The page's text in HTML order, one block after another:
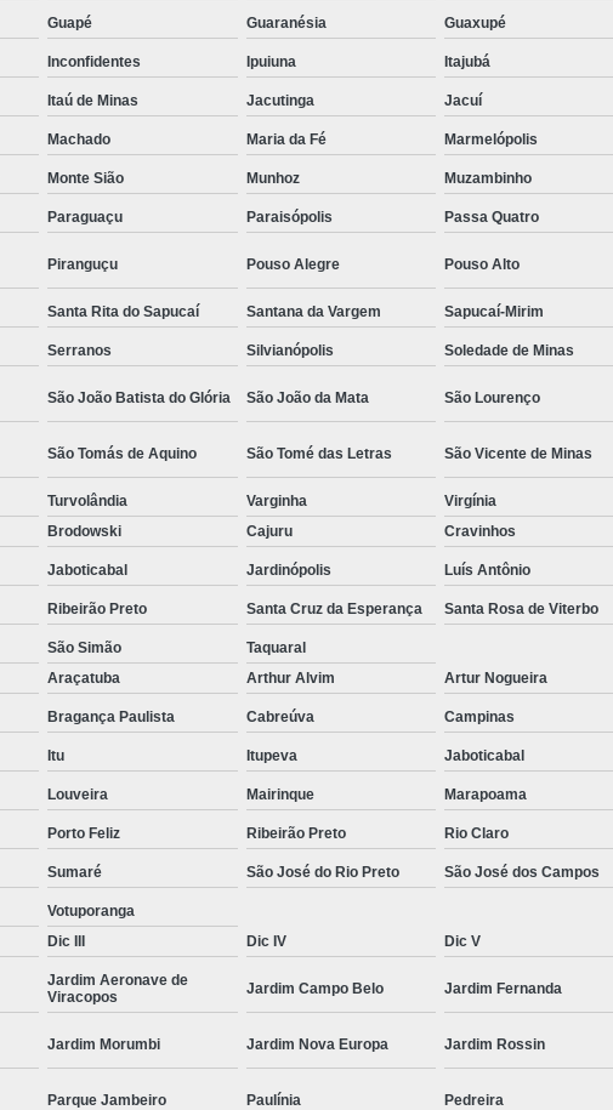
Camisa Social Masculina Preta
Camisa Social Preta Masculina
Camisa Masculina Social Preço
Camisa Social Estampada Masculina Preço
Camisa Social Masculina Estampada Preço
Camisa Social Masculina Manga Longa
Camisa Social Masculina Preta Preço
Camisa Social Preta Masculina
Fábrica Camisa Masculina
Fábrica de Camisa Social de Homem
Fábrica de Camisa Social para
Loja com Moda Masculina
Loja de Moda
Loja Executivo Moda Masculina
Loja
Loja Moda Masculina Online
Loja Moda
Moda Masculina Loja
Moda Atual
Moda Casual Masculina
Moda
Moda Masculina Camisa
Moda Masculina
Moda Masculina Inverno
Moda
Moda Social Masculina
Roupas
Roupas Masculinas
Roupas Masculinas
Roupas Masculinas Estilosas
Roupas Masculinas Plus Size
Roupas
Guapé Guaranésia Guaxupé
Inconfidentes Ipuiuna Itajubá
Itaú de Minas Jacutinga Jacuí
Machado Maria da Fé Marmelópolis
Monte Sião Munhoz Muzambinho
Paraguaçu Paraisópolis Passa Quatro
Piranguçu Pouso Alegre Pouso Alto
Santa Rita do Sapucaí Santana da Vargem Sapucaí-Mirim
Serranos Silvianópolis Soledade de Minas
São João Batista do Glória São João da Mata São Lourenço
São Tomás de Aquino São Tomé das Letras São Vicente de Minas
Turvolândia Varginha Virgínia
Brodowski Cajuru Cravinhos
Jaboticabal Jardinópolis Luís Antônio
Ribeirão Preto Santa Cruz da Esperança Santa Rosa de Viterbo
São Simão
Taquaral
Araçatuba Arthur Alvim Artur Nogueira
Bragança Paulista Cabreúva Campinas
Itu Itupeva Jaboticabal
Louveira Mairinque Marapoama
Porto Feliz Ribeirão Preto Rio Claro
Sumaré São José do Rio Preto São José dos Campos
Votuporanga
Dic III Dic IV Dic V
Jardim Aeronave de
Viracopos
Jardim Campo Belo Jardim Fernanda
Jardim Morumbi Jardim Nova Europa Jardim Rossin
Parque Jambeiro Paulínia Pedreira